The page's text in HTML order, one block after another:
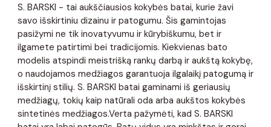
S. BARSKI - tai aukščiausios kokybės batai, kurie žavi
savo išskirtiniu dizainu ir patogumu. Šis gamintojas
pasižymi ne tik inovatyvumu ir kūrybiškumu, bet ir
ilgamete patirtimi bei tradicijomis. Kiekvienas bato
modelis atspindi meistrišką rankų darbą ir aukštą kokybę,
o naudojamos medžiagos garantuoja ilgalaikį patogumą ir
išskirtinį stilių. S. BARSKI batai gaminami iš geriausių
medžiagų, tokių kaip natūrali oda arba aukštos kokybės
sintetinės medžiagos.Verta pažymėti, kad S. BARSKI